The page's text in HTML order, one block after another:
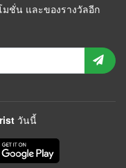
ชั่น และของรางวัลอีก
วันนี้